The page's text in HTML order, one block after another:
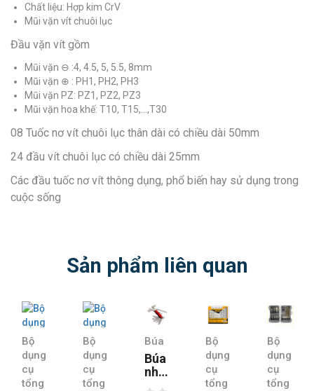
Chất liệu: Hợp kim CrV
Mũi vặn vít chuôi lục
Đầu vặn vít gồm
Mũi vặn ⊖ :4, 4.5, 5, 5.5, 8mm
Mũi vặn ⊕ : PH1, PH2, PH3
Mũi vặn PZ: PZ1, PZ2, PZ3
Mũi vặn hoa khế: T10, T15,…,T30
08 Tuốc nơ vít chuôi lục thân dài có chiều dài 50mm
24 đầu vít chuôi lục có chiều dài 25mm
Các đầu tuốc nơ vít thông dụng, phổ biến hay sử dụng trong
cuộc sống
Sản phẩm liên quan
Bộ
dụng
cụ
tổng
Bộ
dụng
cụ
tổng
Búa
Búa
nhổ
đinh
Bộ
dụng
cụ
tổng
Bộ
dụng
cụ
tổng